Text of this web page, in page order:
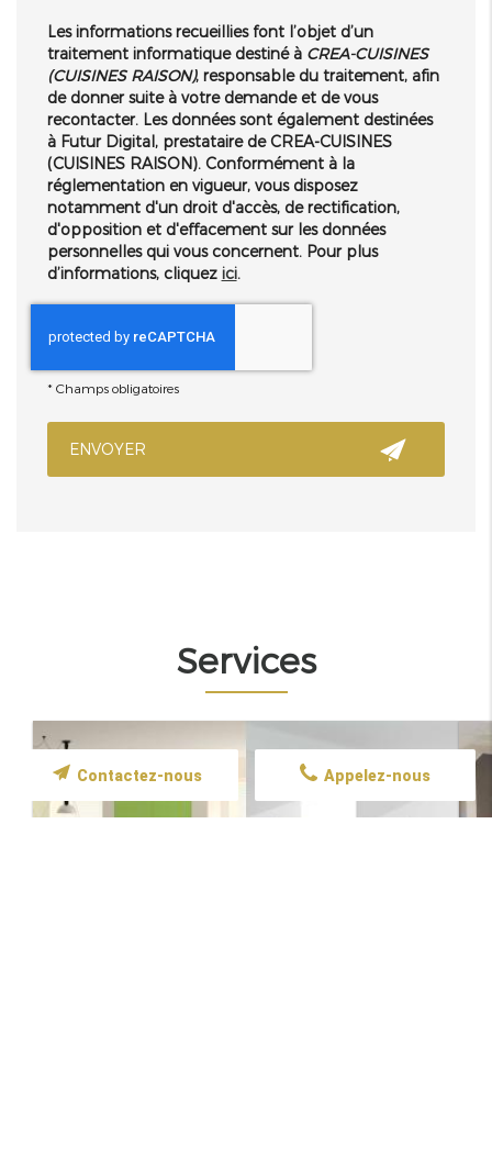
Les informations recueillies font l’objet d’un
traitement informatique destiné àCREA-CUISINES
(CUISINES RAISON), responsable du traitement, afin
de donner suite à votre demande et de vous
recontacter. Les données sont également destinées
à Futur Digital, prestataire de CREA-CUISINES
(CUISINES RAISON). Conformément à la
réglementation en vigueur, vous disposez
notamment d'un droit d'accès, de rectification,
d'opposition et d'effacement sur les données
personnelles qui vous concernent. Pour plus
d’informations, cliquez ici.
* Champs obligatoires
Services
Appelez-nous
Contactez-nous